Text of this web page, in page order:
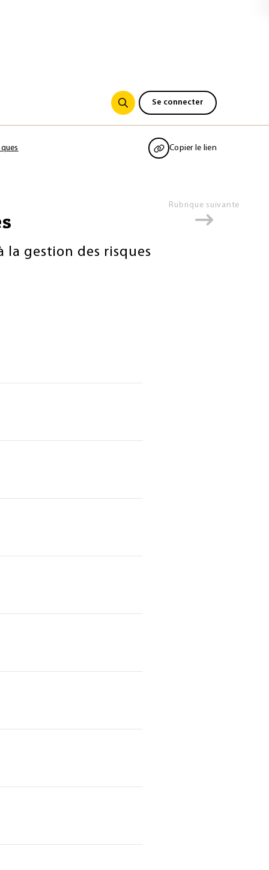
Se connecter
Copier le lien
Rubrique suivante
la gestion des risques